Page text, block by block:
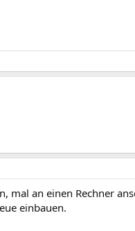
mal an einen Rechner
einbauen.